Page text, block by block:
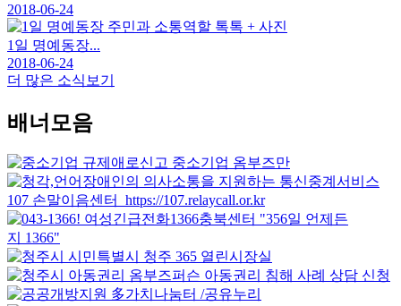
2018-06-24
1일 명예동장...
2018-06-24
더 많은 소식보기
배너모음